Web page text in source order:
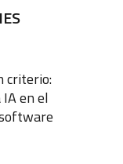
criterio:
en el